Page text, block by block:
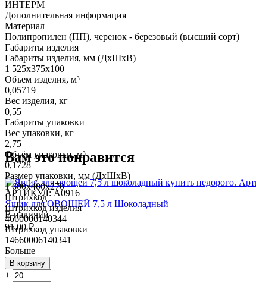
ИНТЕРМ
Дополнительная информация
Материал
Полипропилен (ПП), черенок - березовый (высший сорт)
Габариты изделия
Габариты изделия, мм (ДхШхВ)
1 525х375х100
Объем изделия, м³
0,05719
Вес изделия, кг
0,55
Габариты упаковки
Вес упаковки, кг
2,75
Объём упаковки, м³
0,1728
Размер упаковки, мм (ДхШхВ)
1 600х400х270
Штрихкод
Штрихкод изделия
4660006140344
Штрихкод упаковки
14660006140341
Больше
Вам это понравится
АРТИКУЛ: А0916
Ящик для ОВОЩЕЙ 7,5 л Шоколадный
В наличии
91.00 ₽
В корзину
+ −